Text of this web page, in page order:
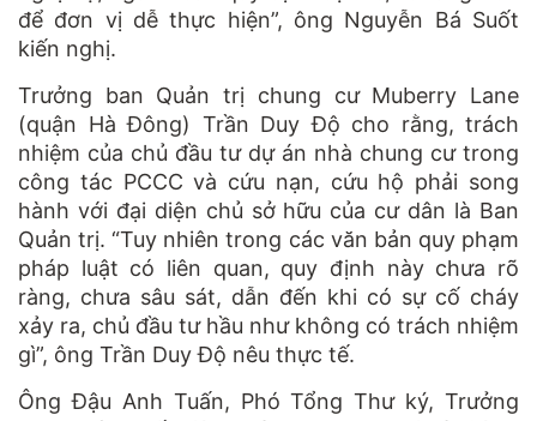
để đơn vị dễ thực hiện”, ông Nguyễn Bá Suốt
kiến nghị.
Trưởng ban Quản trị chung cư Muberry Lane
(quận Hà Đông) Trần Duy Độ cho rằng, trách
nhiệm của chủ đầu tư dự án nhà chung cư trong
công tác PCCC và cứu nạn, cứu hộ phải song
hành với đại diện chủ sở hữu của cư dân là Ban
Quản trị. “Tuy nhiên trong các văn bản quy phạm
pháp luật có liên quan, quy định này chưa rõ
ràng, chưa sâu sát, dẫn đến khi có sự cố cháy
xảy ra, chủ đầu tư hầu như không có trách nhiệm
gì”, ông Trần Duy Độ nêu thực tế.
Ông Đậu Anh Tuấn, Phó Tổng Thư ký, Trưởng